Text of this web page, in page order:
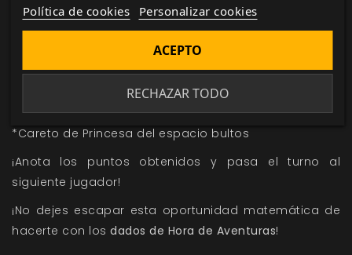
Por cada CB* 10 puntos
1-2-3-4-5-CB = 50 puntos
*Careto de Princesa del espacio bultos
¡Anota los puntos obtenidos y pasa el turno al
siguiente jugador!
¡No dejes escapar esta oportunidad matemática de
hacerte con los dados de Hora de Aventuras!
Política de cookies Personalizar cookies
RECHAZAR TODO
ACEPTO